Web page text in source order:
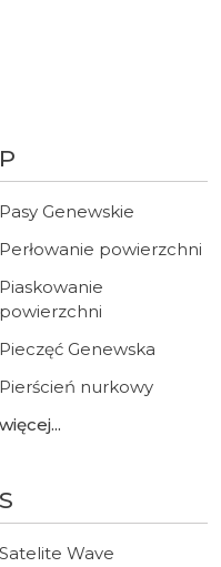
P
Pasy Genewskie
Perłowanie powierzchni
Piaskowanie
powierzchni
Pieczęć Genewska
Pierścień nurkowy
więcej...
S
Satelite Wave